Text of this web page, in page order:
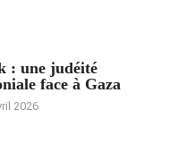
: une judéité
face à Gaza
2026